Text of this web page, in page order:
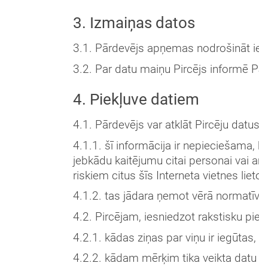
3. Izmaiņas datos
3.1. Pārdevējs apņemas nodrošināt
3.2. Par datu maiņu Pircējs informē
4. Piekļuve datiem
4.1. Pārdevējs var atklāt Pircēju
4.1.1. šī informācija ir
jebkādu kaitējumu citai personai vai
riskiem citus šīs Interneta vietnes
4.1.2. tas jādara ņemot vērā
4.2. Pircējam, iesniedzot rakstisku
4.2.1. kādas ziņas par viņu ir
4.2.2. kādam mērķim tika veikta